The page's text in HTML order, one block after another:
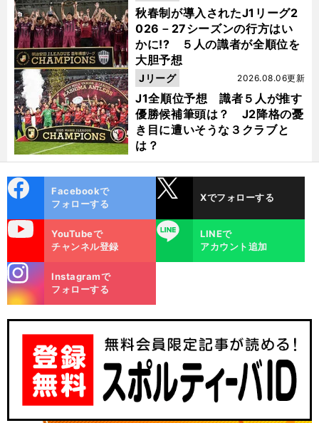
秋春制が導入されたJ1リーグ2
026－27シーズンの行方はい
かに!? ５人の識者が全順位を
大胆予想
J1全順位予想 識者５人が推す
優勝候補筆頭は？ J2降格の憂
き目に遭いそうな３クラブと
は？
2026.08.06更新
Jリーグ
ok
Facebookで
フォローする
Xでフォローする
YouTubeで
チャンネル登録
LINE
LINEで
アカウント追加
m
Instagramで
フォローする